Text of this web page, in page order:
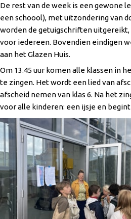
De rest van de week is een gewone
een schoool), met uitzondering van
worden de getuigschriften
voor iedereen. Bovendien eindigen
aan het Glazen Huis.
Om 13.45 uur komen alle klassen in
te zingen. Het wordt een lied van
afscheid nemen van klas 6. Na het
voor alle kinderen: een ijsje en